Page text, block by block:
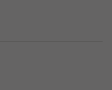
やっていってほしいと思
フワークバランスもしっ